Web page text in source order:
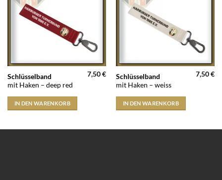
Schlüsselband
mit Haken – deep red
7,50€
IN DEN WARENKORB
Schlüsselband
mit Haken – weiss
7,50€
IN DEN WARENKORB